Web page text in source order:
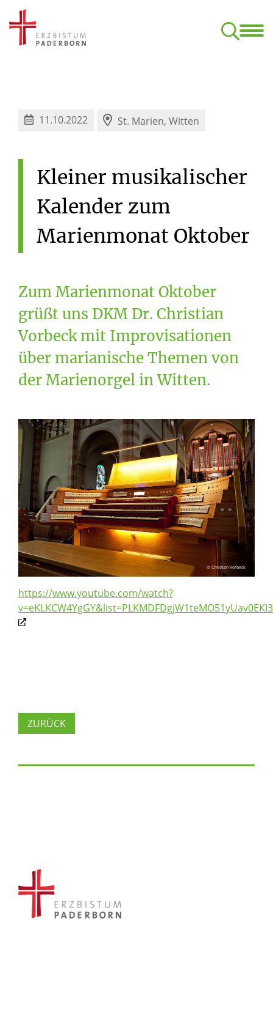
11.10.2022 St. Marien, Witten
Kleiner musikalischer
Kalender zum
Marienmonat Oktober
Zum Marienmonat Oktober
grüßt uns DKM Dr. Christian
Vorbeck mit Improvisationen
über marianische Themen von
der Marienorgel in Witten.
© Christian Vorbeck
https://www.youtube.com/watch?
ZURÜCK